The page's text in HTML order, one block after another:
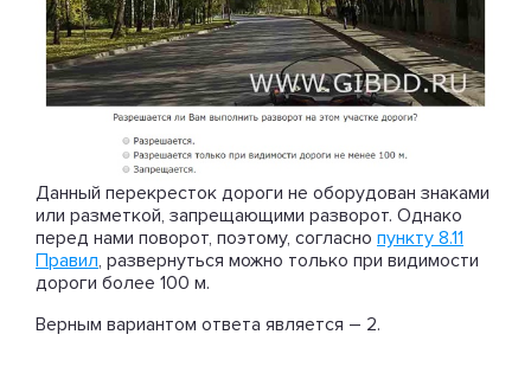
Данный перекресток дороги не оборудован знаками
или разметкой, запрещающими разворот. Однако
перед нами поворот, поэтому, согласно пункту 8.11
Правил, развернуться можно только при видимости
дороги более 100 м.
Верным вариантом ответа является – 2.